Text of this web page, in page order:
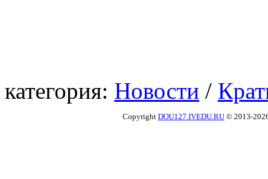
категория: Новости /
Copyright DOU127.IVEDU.RU © 2013-